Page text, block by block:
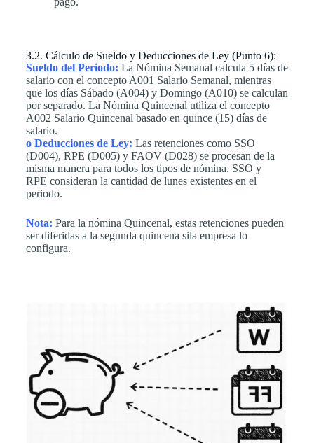
3.2. Cálculo de Sueldo y Deducciones de Ley (Punto 6):
Sueldo del Periodo: La Nómina Semanal calcula 5 días de
salario con el concepto A001 Salario Semanal, mientras
que los días Sábado (A004) y Domingo (A010) se calculan
por separado. La Nómina Quincenal utiliza el concepto
A002 Salario Quincenal basado en quince (15) días de
salario.
o Deducciones de Ley: Las retenciones como SSO
(D004), RPE (D005) y FAOV (D028) se procesan de la
misma manera para todos los tipos de nómina. SSO y
RPE consideran la cantidad de lunes existentes en el
periodo.
Nota: Para la nómina Quincenal, estas retenciones pueden
ser diferidas a la segunda quincena sila empresa lo
configura.